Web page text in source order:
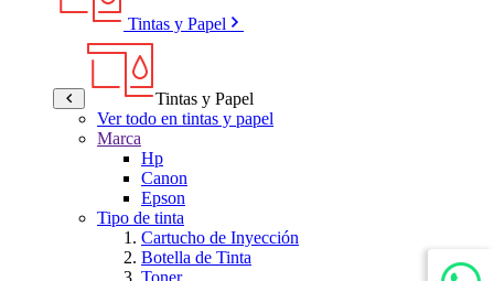
Tintas y Papel
Tintas y Papel
Ver todo en tintas y papel
Marca
Hp
Canon
Epson
Tipo de tinta
Cartucho de Inyección
Botella de Tinta
Toner